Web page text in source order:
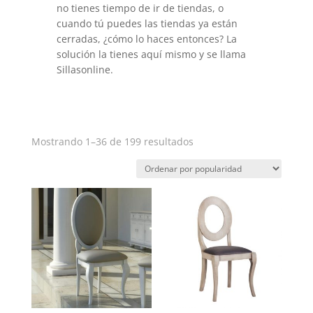
no tienes tiempo de ir de tiendas, o
cuando tú puedes las tiendas ya están
cerradas, ¿cómo lo haces entonces? La
solución la tienes aquí mismo y se llama
Sillasonline.
Mostrando 1–36 de 199 resultadosOrdenado
popularidad